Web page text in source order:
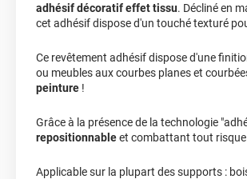
adhésif décoratif effet tissu. Décliné en
cet adhésif dispose d'un touché texturé
Ce revêtement adhésif dispose d'une
ou meubles aux courbes planes et
peinture !
Grâce à la présence de la technologie
repositionnableet combattant tout risque
Applicable sur la plupart des supports :